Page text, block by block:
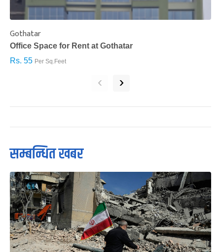
Gothatar
Office Space for Rent at Gothatar
Rs. 55 Per Sq.Feet
‹ ›
सम्बन्धित खबर